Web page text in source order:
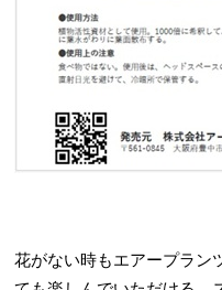
花がない時もエアープラン